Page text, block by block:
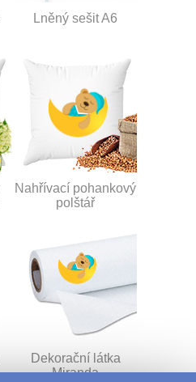
Lněný sešit A6
Nahřívací pohankový
polštář
Dekorační látka
Miranda